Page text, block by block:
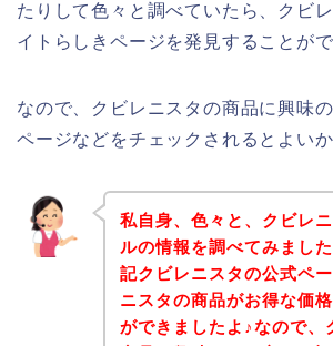
たりして色々と調べていたら、クビ
イトらしきページを発見することが
なので、クビレニスタの商品に興味
ページなどをチェックされるとよいか
私自身、色々と、クビレ
ルの情報を調べてみまし
記クビレニスタの公式ペ
ニスタの商品がお得な価
ができましたよ♪なので、